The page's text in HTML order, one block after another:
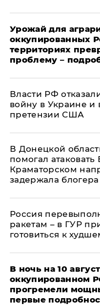
Урожай для
оккупированных
территориях
проблему –
Власти РФ
войну в Украине и
претензии США
В Донецкой
помогал атаковать
Краматорском
задержала блогера
Россия
ракетам – в ГУР
готовиться к
В ночь на 10
оккупированном
прогремели
первые